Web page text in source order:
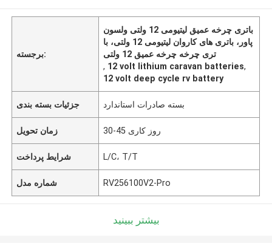
برجسته:
باتری چرخه عمیق لیتیومی 12 ولتی ولسون
پاور، باتری های کاروان لیتیومی 12 ولتی، با
تری چرخه چرخه عمیق 12 ولتی
, 12 volt lithium caravan batteries,
12 volt deep cycle rv battery
جزئیات بسته بندی بسته صادرات استاندارد
زمان تحویل 30-45 روز کاری
شرایط پرداخت L/C، T/T
شماره مدل RV256100V2-Pro
بیشتر ببینید